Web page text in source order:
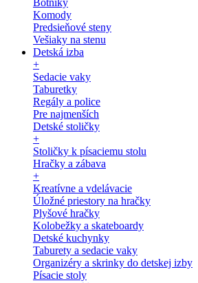
Botníky
Komody
Predsieňové steny
Vešiaky na stenu
Detská izba
+
Sedacie vaky
Taburetky
Regály a police
Pre najmenších
Detské stoličky
+
Stoličky k písaciemu stolu
Hračky a zábava
+
Kreatívne a vdelávacie
Úložné priestory na hračky
Plyšové hračky
Kolobežky a skateboardy
Detské kuchynky
Taburety a sedacie vaky
Organizéry a skrinky do detskej izby
Písacie stoly